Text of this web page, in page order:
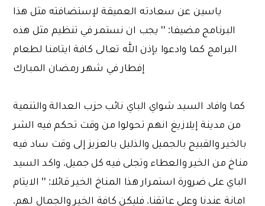
ياسين عن سعادته العميقة لإستضافته مثل هذا
البرنامج مضيفا: '' يجب ان نستمر في تنظيم مثل هذه
البرامج كما وادعوا بإذن الله تعالى كافة ايتامنا لطعام
إفطار في شهر رمضان المبارك
كما وافاد السيد شواي الباي نائب حزب العدالة والتنمية
من مدينة إيلازيغ انهم تحولوا من وقت تحكم فيه الشر
بالخير والقبيح بالجميل والذليل بالعزيز إلى وقت ساد فيه
مناخ من الخير والعطاء وتجلى فيه كل جميل. واكد السيد
الباي على ضرورة استمرار هذا المناخ الخير قائلا: '' الايتام
امانة عندنا وعلى عاتقنا. فليكن كافة الخير والجمال لهم.